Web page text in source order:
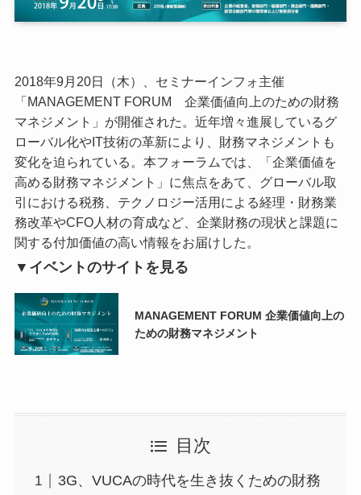
2018年9月20日（木）、セミナーインフォ主催
「MANAGEMENT FORUM 企業価値向上のための財務
マネジメント」が開催された。近年増々進展しているグ
ローバル化やIT技術の革新により、財務マネジメントも
変化を迫られている。本フォーラムでは、「企業価値を
高める財務マネジメント」に焦点をあて、グローバル取
引における税務、テクノロジー活用による経理・財務業
務改革やCFO人材の育成など、企業財務の現状と課題に
関する付加価値の高い情報をお届けした。
▼イベントのサイトを見る
MANAGEMENT FORUM 企業価値向上の
ための財務マネジメント
目次
3G、VUCAの時代を生き抜くための財務